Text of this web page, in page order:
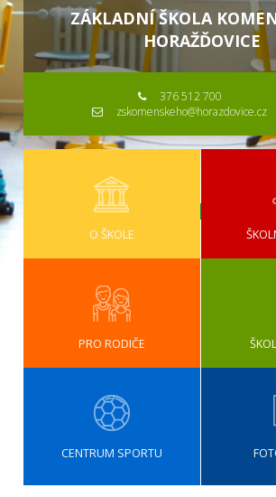
ZÁKLADNÍ ŠKOLA
HORAŽĎOVICE
376 512 700
zskomenskeho@horazdovice.cz
O ŠKOLE
PRO RODIČE
CENTRUM SPORTU